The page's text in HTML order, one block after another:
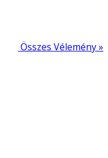
Összes Vélemény »